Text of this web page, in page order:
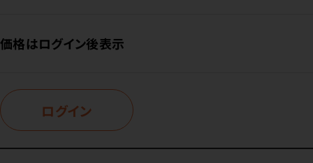
価格はログイン後表示
ログイン